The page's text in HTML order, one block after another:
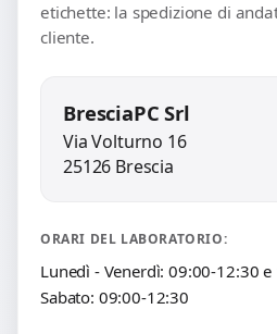
etichette: la spedizione di
cliente.
BresciaPC Srl
Via Volturno 16
25126 Brescia
ORARI DEL LABORATORIO:
Lunedì - Venerdì: 09:00-12:30
Sabato: 09:00-12:30